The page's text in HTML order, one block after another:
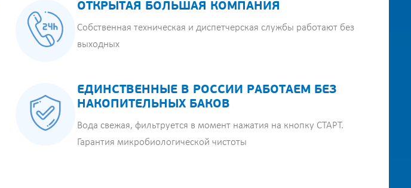
ОТКРЫТАЯ БОЛЬШАЯ КОМПАНИЯ
Собственная техническая и диспетчерская службы работают без
выходных
ЕДИНСТВЕННЫЕ В РОССИИ РАБОТАЕМ БЕЗ
НАКОПИТЕЛЬНЫХ БАКОВ
Вода свежая, фильтруется в момент нажатия на кнопку СТАРТ.
Гарантия микробиологической чистоты